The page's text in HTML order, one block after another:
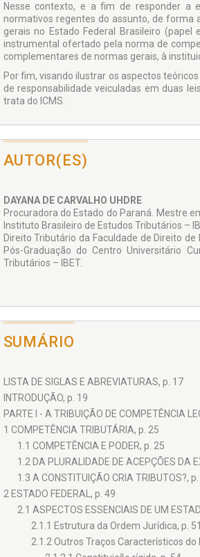
Nesse contexto, e a fim de responder a
normativos regentes do assunto, de
gerais no Estado Federal Brasileiro (papel
instrumental ofertado pela norma de
complementares de normas gerais, à
Por fim, visando ilustrar os aspectos
de responsabilidade veiculadas em duas
trata do ICMS.
AUTOR(ES)
DAYANA DE CARVALHO UHDRE
Procuradora do Estado do Paraná. Mestre
Instituto Brasileiro de Estudos Tributários –
Direito Tributário da Faculdade de Direito
Pós-Graduação do Centro Universitário
Tributários – IBET.
SUMÁRIO
LISTA DE SIGLAS E ABREVIATURAS, p. 17
INTRODUÇÃO, p. 19
PARTE I - A TRIBUIÇÃO DE COMPETÊNCIA
1 COMPETÊNCIA TRIBUTÁRIA, p. 25
1.1 COMPETÊNCIA E PODER, p. 25
1.2 DA PLURALIDADE DE ACEPÇÕES DA
1.3 A CONSTITUIÇÃO CRIA TRIBUTOS?,
2 ESTADO FEDERAL, p. 49
2.1 ASPECTOS ESSENCIAIS DE UM
2.1.1 Estrutura da Ordem Jurídica, p. 51
2.1.2 Outros Traços Característicos do